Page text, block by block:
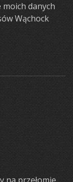
danych
Wąchock